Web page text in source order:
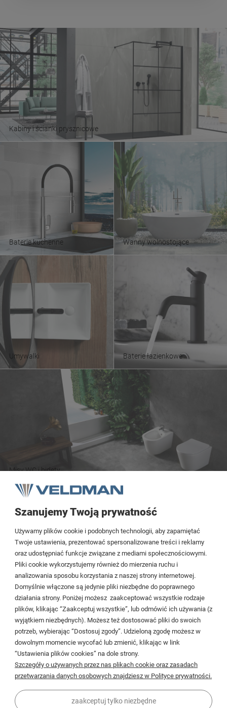
Kabiny i ścianki prysznicowe
Baterie kuchenne Wanny wolnostojące
Misy WC i bidety
Umywalki Baterie łazienkowe
Cieślewskich 54
03-017 Warszawa
22 299 45 25
biuro@veldman.pl
Płatności i dostawa
Informacje
Szanujemy Twoją prywatność
Używamy plików cookie i podobnych technologii, aby zapamiętać
Twoje ustawienia, prezentować spersonalizowane treści i reklamy
oraz udostępniać funkcje związane z mediami społecznościowymi.
Pliki cookie wykorzystujemy również do mierzenia ruchu i
analizowania sposobu korzystania z naszej strony internetowej.
Domyślnie włączone są jedynie pliki niezbędne do poprawnego
działania strony. Poniżej możesz zaakceptować wszystkie rodzaje
plików, klikając “Zaakceptuj wszystkie”, lub odmówić ich używania (z
wyjątkiem niezbędnych). Możesz też dostosować pliki do swoich
potrzeb, wybierając “Dostosuj zgody”. Udzieloną zgodę możesz w
dowolnym momencie wycofać lub zmienić, klikając w link
“Ustawienia plików cookies” na dole strony.
Szczegóły o używanych przez nas plikach cookie oraz zasadach
przetwarzania danych osobowych znajdziesz w Polityce prywatności.
zaakceptuj tylko niezbędne